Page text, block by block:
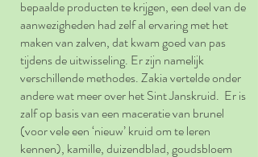
bepaalde producten te krijgen, een deel van de
aanwezigheden had zelf al ervaring met het
maken van zalven, dat kwam goed van pas
tijdens de uitwisseling. Er zijn namelijk
verschillende methodes. Zakia vertelde onder
andere wat meer over het Sint Janskruid. Er is
zalf op basis van een maceratie van brunel
(voor vele een ‘nieuw’ kruid om te leren
kennen), kamille, duizendblad, goudsbloem